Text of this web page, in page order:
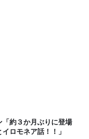
ロモネア話！！」